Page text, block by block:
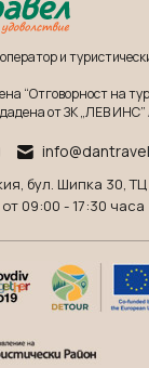
и
“Отговорност на
от ЗК „ЛЕВ
бул. Шипка 30,
09:00 - 17:30 часа